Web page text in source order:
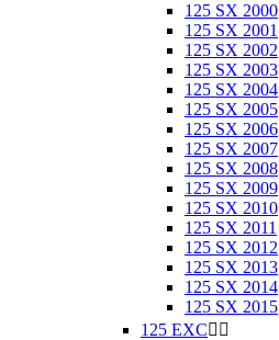
125 SX 2000
125 SX 2001
125 SX 2002
125 SX 2003
125 SX 2004
125 SX 2005
125 SX 2006
125 SX 2007
125 SX 2008
125 SX 2009
125 SX 2010
125 SX 2011
125 SX 2012
125 SX 2013
125 SX 2014
125 SX 2015
125 EXC 